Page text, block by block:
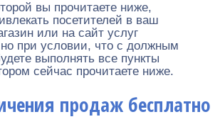
вы прочитаете ниже,
посетителей в ваш
или на сайт услуг
при условии, что с должным
выполнять все пункты
сейчас прочитаете ниже.
продаж бесплатно